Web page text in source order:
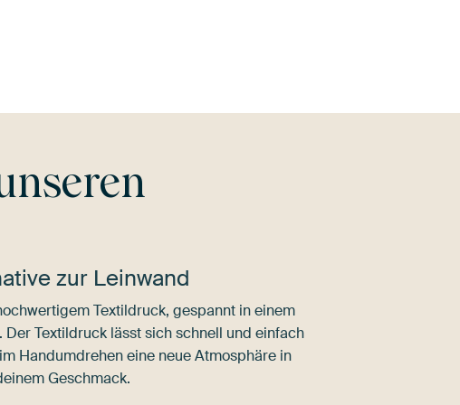
zur Leinwand
Textildruck, gespannt in einem
Textildruck lässt sich schnell und einfach
Handumdrehen eine neue Atmosphäre in
Geschmack.